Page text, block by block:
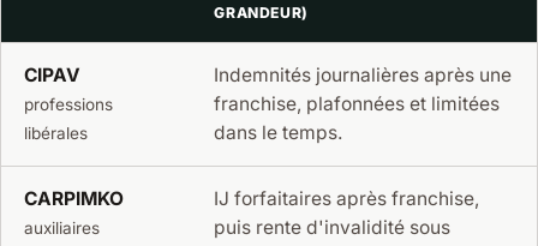
GRANDEUR)
CIPAV
professions
libérales
Indemnités journalières après une
franchise, plafonnées et limitées
dans le temps.
CARPIMKO
auxiliaires
IJ forfaitaires après franchise,
puis rente d'invalidité sous